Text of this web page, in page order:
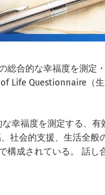
総合的な幸福度を測定
Life Questionnaire（生
幸福度を測定する、
社会的支援、生活全般
構成されている。 話し